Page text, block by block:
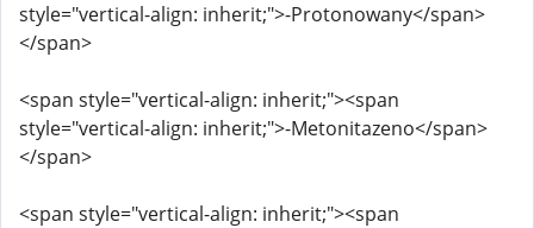
style="vertical-align: inherit;">-Protonowany</span>
</span>
<span style="vertical-align: inherit;"><span
style="vertical-align: inherit;">-Metonitazeno</span>
</span>
<span style="vertical-align: inherit;"><span